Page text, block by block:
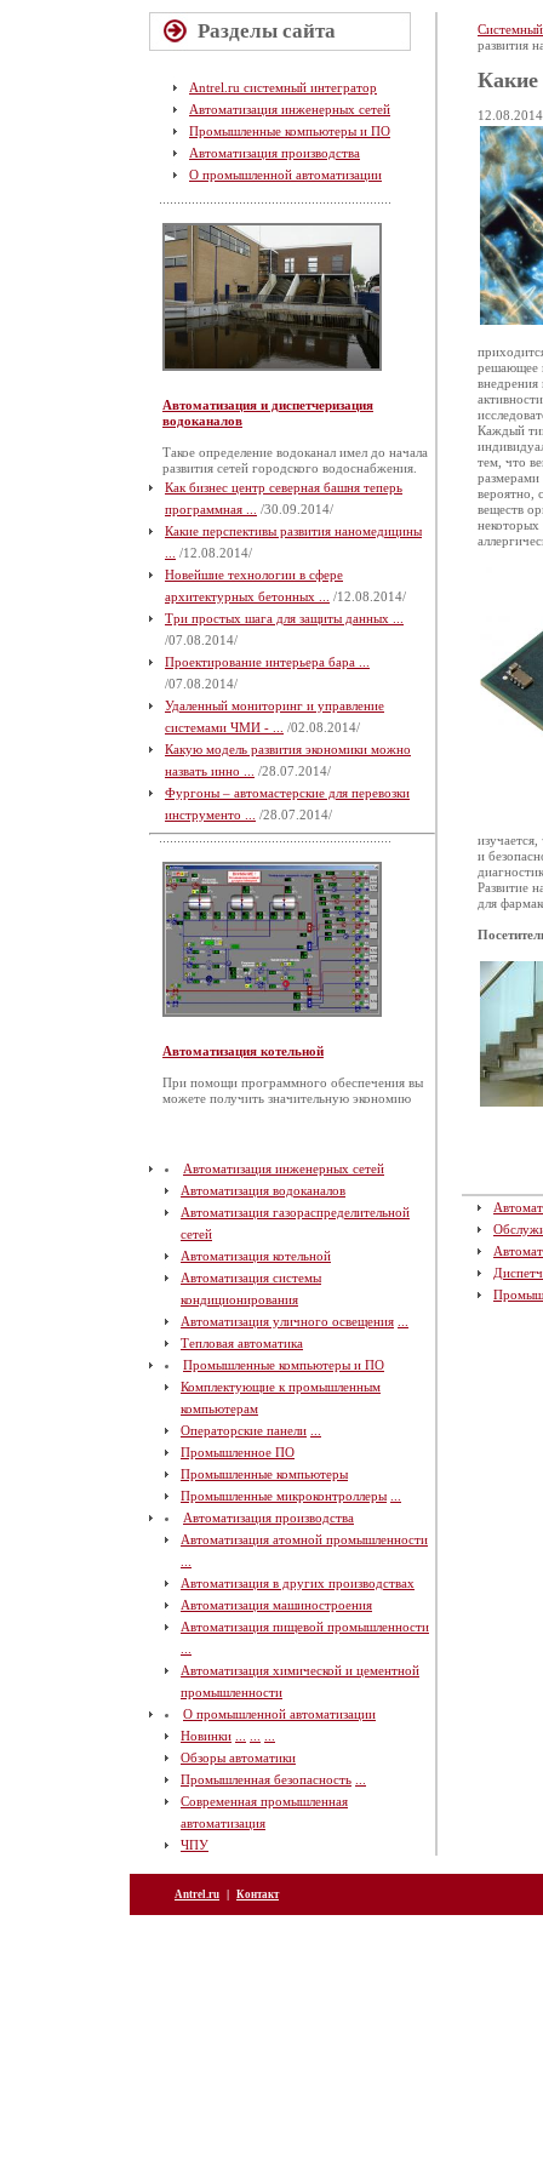
Разделы сайта
Antrel.ru системный интегратор
Автоматизация инженерных сетей
Промышленные компьютеры и ПО
Автоматизация производства
О промышленной автоматизации
Автоматизация и диспетчеризация
водоканалов
Такое определение водоканал имел до начала
развития сетей городского водоснабжения.
Как бизнес центр северная башня теперь
программная ...
/30.09.2014/
Какие перспективы развития наномедицины
/12.08.2014/
Новейшие технологии в сфере
архитектурных бетонных ...
/12.08.2014/
Три простых шага для защиты данных ...
/07.08.2014/
Проектирование интерьера бара ...
/07.08.2014/
Удаленный мониторинг и управление
системами ЧМИ - ...
/02.08.2014/
Какую модель развития экономики можно
назвать инно ...
/28.07.2014/
Фургоны – автомастерские для перевозки
инструменто ...
/28.07.2014/
Автоматизация котельной
При помощи программного обеспечения вы
можете получить значительную экономию
Автоматизация инженерных сетей
Автоматизация водоканалов
Автоматизация газораспределительной
сетей
Автоматизация котельной
Автоматизация системы
кондиционирования
Автоматизация уличного освещения
Тепловая автоматика
Промышленные компьютеры и ПО
Комплектующие к промышленным
компьютерам
Операторские панели
Промышленное ПО
Промышленные компьютеры
Промышленные микроконтроллеры
Автоматизация производства
Автоматизация атомной промышленности
Автоматизация в других производствах
Автоматизация машиностроения
Автоматизация пищевой промышленности
Автоматизация химической и цементной
промышленности
О промышленной автоматизации
Новинки
Обзоры автоматики
Промышленная безопасность
Современная промышленная
автоматизация
ЧПУ
развития
Какие
решающее
внедрения
Каждый
тем, что
размерами
вероятно,
веществ
некоторых
и
Развитие
для
Antrel.ru | Контакт